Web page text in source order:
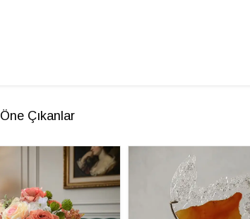
Öne Çıkanlar